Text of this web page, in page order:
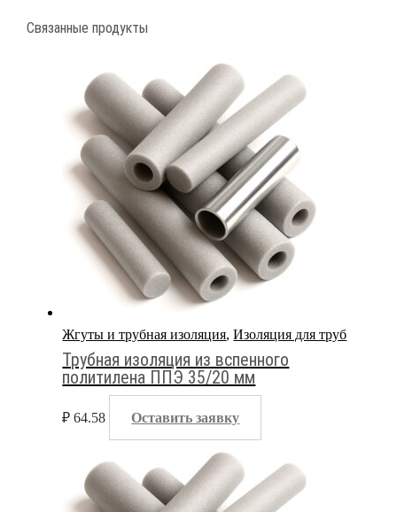
Связанные продукты
Жгуты и трубная изоляция,Изоляция для труб
Трубная изоляция из вспенного
политилена ППЭ 35/20 мм
₽ 64.58 Оставить заявку